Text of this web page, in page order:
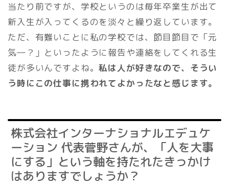
当たり前ですが、学校というのは毎年卒業生が出て
新入生が入ってくるのを淡々と繰り返しています。
ただ、有難いことに私の学校では、節目節目で「元
気―？」といったように報告や連絡をしてくれる生
徒が多いんですよね。私は人が好きなので、そうい
う時にこの仕事に携われてよかったなと感じます。
株式会社インターナショナルエデュケ
ーション 代表菅野さんが、「人を大事
にする」という軸を持たれたきっかけ
はありますでしょうか？